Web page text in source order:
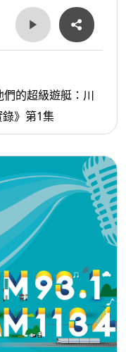
的超級遊艇：川
》第1集